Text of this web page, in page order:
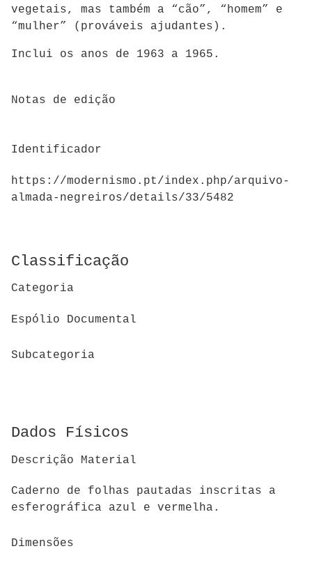
vegetais, mas também a “cão”, “homem” e
“mulher” (prováveis ajudantes).
Inclui os anos de 1963 a 1965.
Notas de edição
Identificador
https://modernismo.pt/index.php/arquivo-
almada-negreiros/details/33/5482
Classificação
Categoria
Espólio Documental
Subcategoria
Dados Físicos
Descrição Material
Caderno de folhas pautadas inscritas a
esferográfica azul e vermelha.
Dimensões